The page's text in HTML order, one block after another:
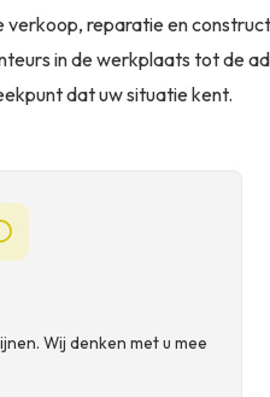
reparatie en
in de werkplaats tot de
dat uw situatie kent.
Wij denken met u mee